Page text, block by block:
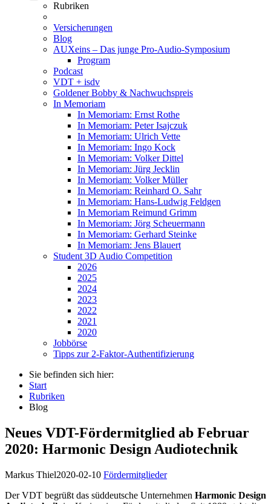
Rubriken
Versicherungen
Blog
AUXeins – Das junge Pro-Audio-Symposium
Program
Podcast
VDT + isdv
Goldener Bobby & Nachwuchspreis
In Memoriam
In Memoriam: Ernst Rothe
In Memoriam: Peter Isajczuk
In Memoriam: Ulrich Vette
In Memoriam: Ingo Kock
In Memoriam: Volker Dittel
In Memoriam: Jürg Jecklin
In Memoriam: Volker Müller
In Memoriam: Reinhard O. Sahr
In Memoriam: Hans-Ludwig Feldgen
In Memoriam Reimund Grimm
In Memoriam: Jörg Scheuermann
In Memoriam: Gerhard Steinke
In Memoriam: Jens Blauert
Student 3D Audio Competition
2026
2025
2024
2023
2022
2021
2020
Jobbörse
Tipps zur 2-Faktor-Authentifizierung
Sie befinden sich hier:
Start
Rubriken
Blog
Neues VDT-Fördermitglied ab Februar
2020: Harmonic Design Audiotechnik
Markus Thiel2020-02-10 Fördermitglieder
Der VDT begrüßt das süddeutsche Unternehmen Harmonic Design